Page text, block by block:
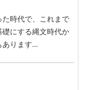
時代で、これまで
にする縄文時代か
あります…